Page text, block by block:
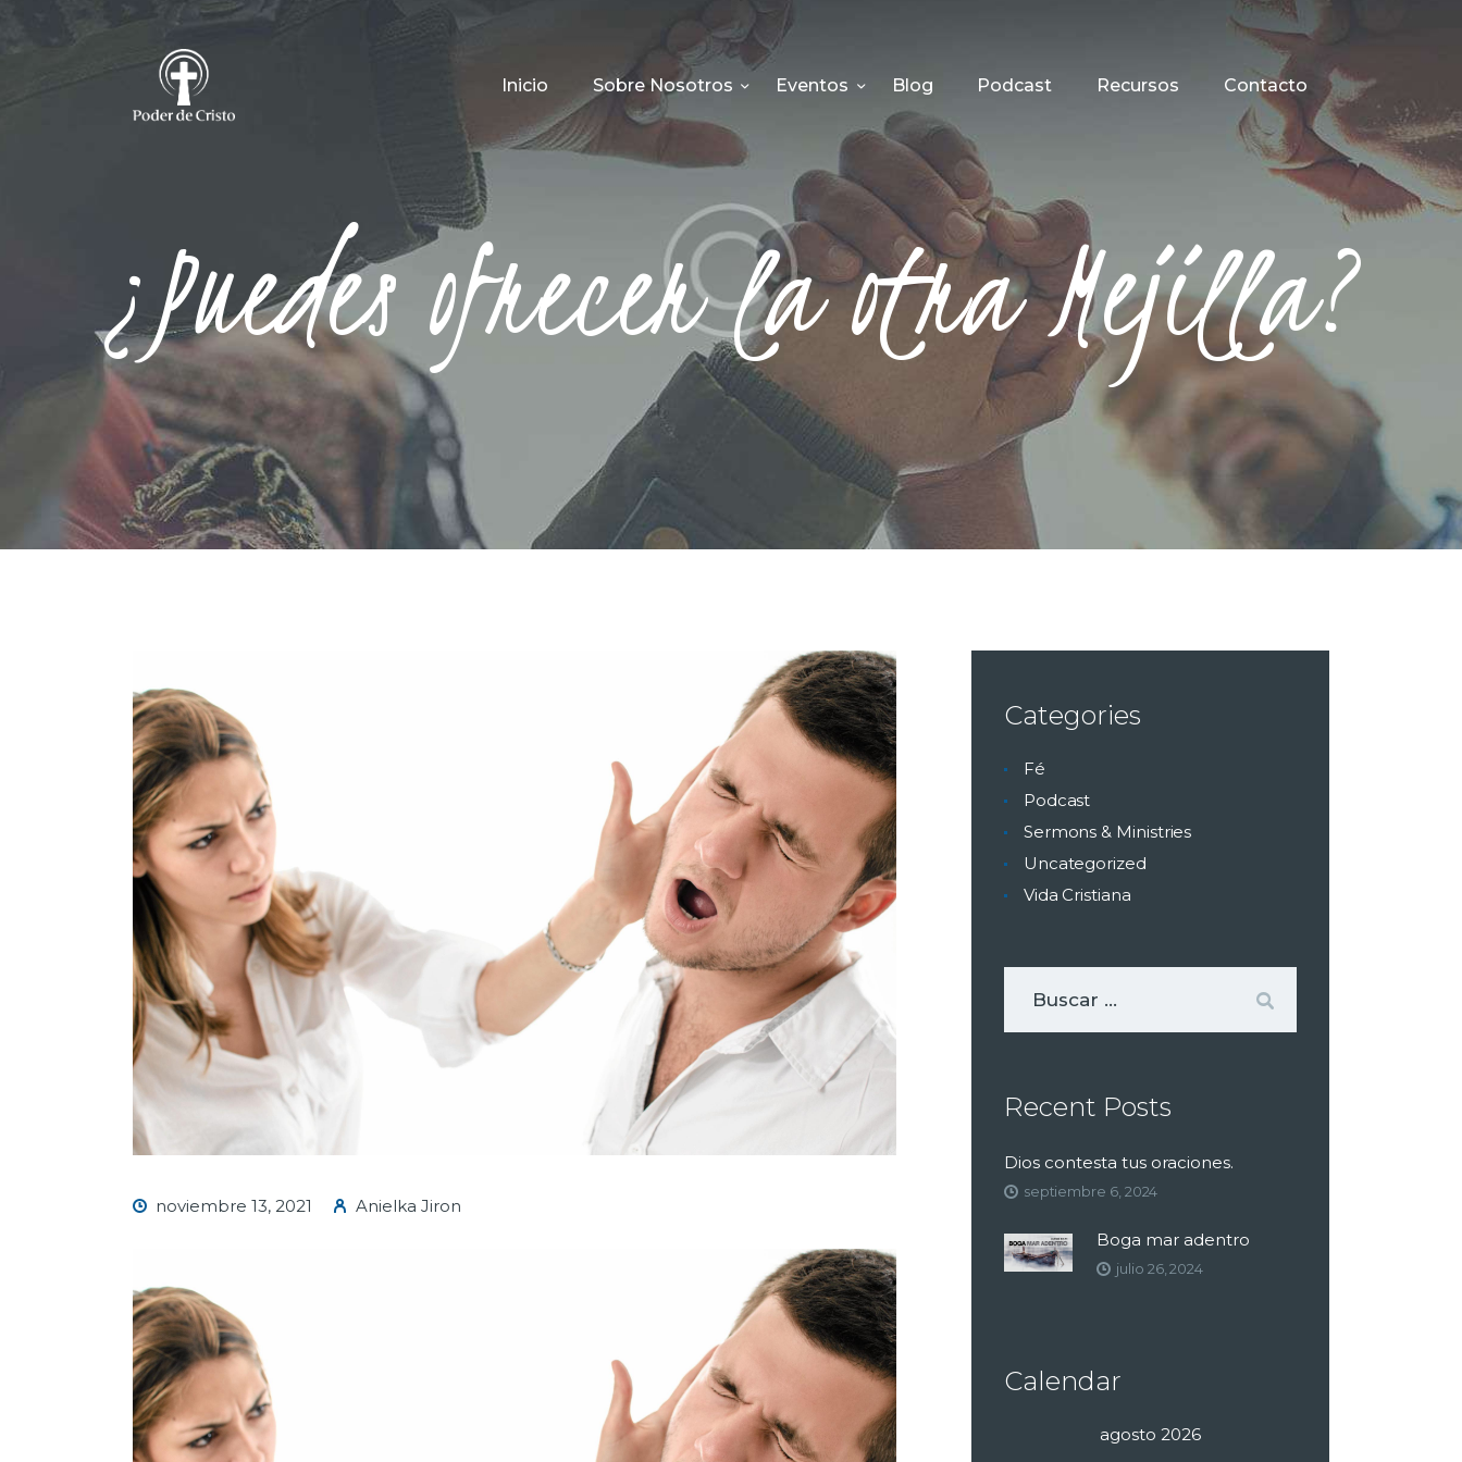
Inicio Sobre Nosotros Eventos Blog Podcast Recursos Contacto
¿Puedes ofrecer la otra Mejilla?
SOBRE NOSOTROS
EVENTOS
PODCAST
RECURSOS
CONTACTO
noviembre 13, 2021 Anielka Jiron
Categories
Fé
Podcast
Sermons & Ministries
Uncategorized
Vida Cristiana
Recent Posts
Dios contesta tus oraciones.
septiembre 6, 2024
Boga mar adentro
julio 26, 2024
Calendar
agosto 2026